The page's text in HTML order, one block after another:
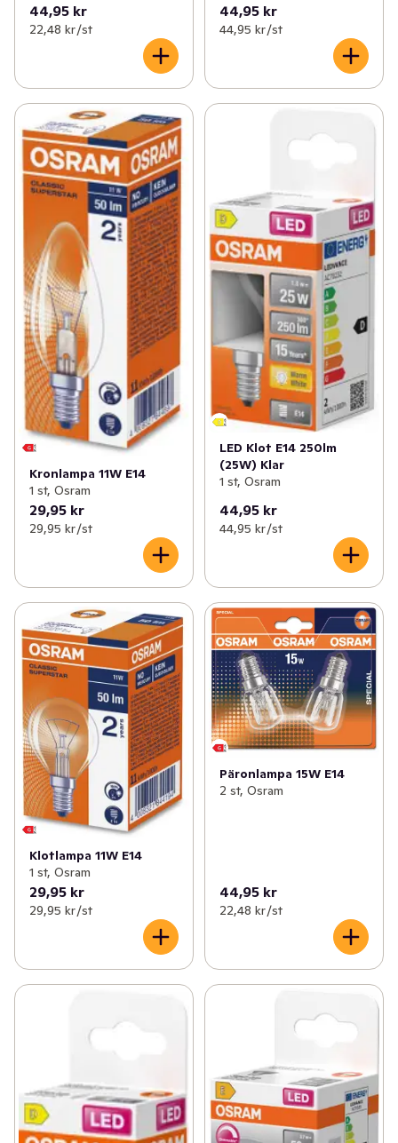
44,95 kr
22,48 kr /st
44,95 kr
44,95 kr /st
Kronlampa 11W E14
1 st, Osram
29,95 kr
29,95 kr /st
LED Klot E14 250lm
(25W) Klar
1 st, Osram
44,95 kr
44,95 kr /st
Klotlampa 11W E14
1 st, Osram
29,95 kr
29,95 kr /st
Päronlampa 15W E14
2 st, Osram
44,95 kr
22,48 kr /st